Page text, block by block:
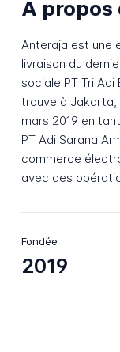
À
Anteraja est une
livraison du
sociale PT Tri
trouve à Jakarta,
mars 2019 en
PT Adi Sarana
commerce
avec des
Fondée
2019